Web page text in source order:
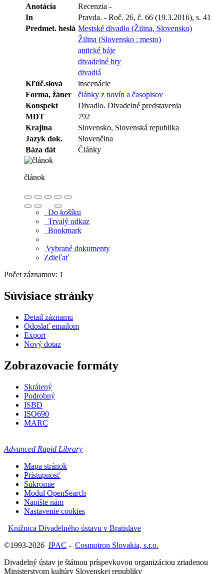
Anotácia
Recenzia -
In
Pravda. - Roč. 26, č. 66 (19.3.2016), s. 41
Predmet. heslá Mestské divadlo (Žilina, Slovensko)
Žilina (Slovensko : mesto)
antické báje
divadelné hry
divadlá
Kľúč.slová
inscenácie
Forma, žáner
články z novín a časopisov
Konspekt
Divadlo. Divadelné predstavenia
MDT
792
Krajina
Slovensko, Slovenská republika
Jazyk dok.
Slovenčina
Báza dát
Články
článok
Do košíku
Trvalý odkaz
Bookmark
Vybrané dokumenty
Zdieľať
Počet záznamov: 1
Súvisiace stránky
Detail záznamu
Odoslať emailom
Export
Nový dotaz
Zobrazovacie formáty
Skrátený
Podrobný
ISBD
ISO690
MARC
Advanced Rapid Library
Mapa stránok
Prístupnosť
Súkromie
Modul OpenSearch
Napíšte nám
Nastavenie cookies
Knižnica Divadelného ústavu v Bratislave
©1993-2026 IPAC - Cosmotron Slovakia, s.r.o.
Divadelný ústav je štátnou príspevkovou organizáciou zriadenou
Ministerstvom kultúry Slovenskej republiky